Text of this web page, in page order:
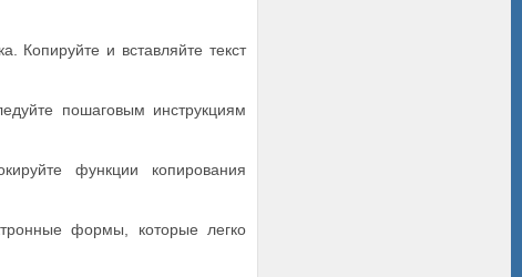
и вставляйте текст
пошаговым инструкциям
функции копирования
формы, которые легко